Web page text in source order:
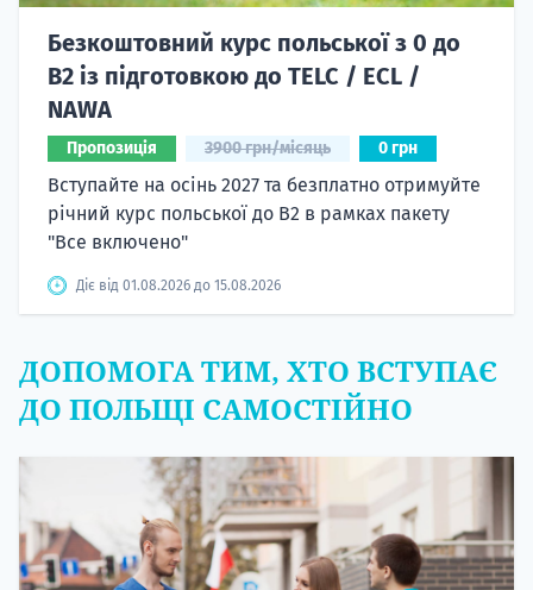
Безкоштовний курс польської з 0 до
B2 із підготовкою до TELC / ECL /
NAWA
Пропозиція 3900 грн/місяць 0 грн
Вступайте на осінь 2027 та безплатно отримуйте
річний курс польської до B2 в рамках пакету
"Все включено"
Діє від 01.08.2026 до 15.08.2026
ДОПОМОГА ТИМ, ХТО ВСТУПАЄ
ДО ПОЛЬЩІ САМОСТІЙНО